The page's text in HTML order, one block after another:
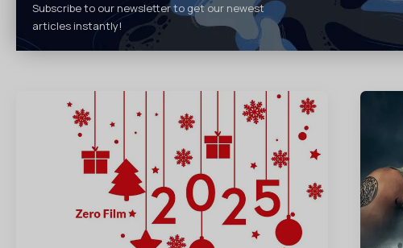
Subscribe to our newsletter to get our newest
articles instantly!